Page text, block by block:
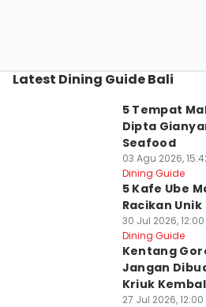
Latest Dining Guide Bali
5 Tempat
Dipta
Seafood
03 Agu 2026,
Dining Guide
5 Kafe Ube
Racikan Unik
30 Jul 2026, 12:00
Dining Guide
Kentang
Jangan
Kriuk
27 Jul 2026, 12:00